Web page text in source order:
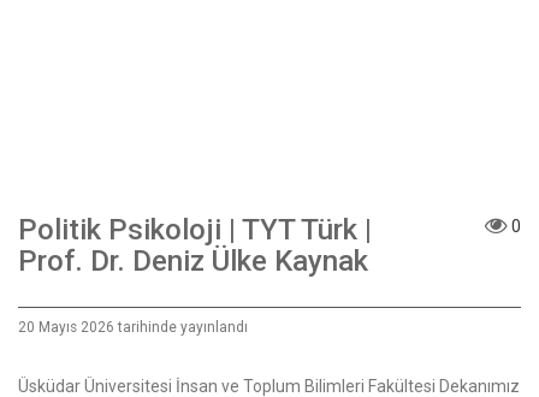
Politik Psikoloji | TYT Türk |
Prof. Dr. Deniz Ülke Kaynak
0
20 Mayıs 2026 tarihinde yayınlandı
Üsküdar Üniversitesi İnsan ve Toplum Bilimleri Fakültesi Dekanımız